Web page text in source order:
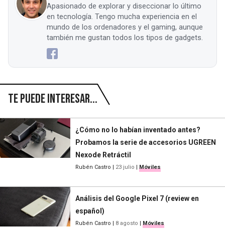
Apasionado de explorar y diseccionar lo último
en tecnología. Tengo mucha experiencia en el
mundo de los ordenadores y el gaming, aunque
también me gustan todos los tipos de gadgets.
Te puede interesar...
¿Cómo no lo habían inventado antes?
Probamos la serie de accesorios UGREEN
Nexode Retráctil
Rubén Castro 23 julio Móviles
Análisis del Google Pixel 7 (review en
español)
Rubén Castro 8 agosto Móviles